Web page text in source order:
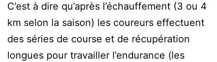
C’est à dire qu’après l’échauffement (3 ou 4
km selon la saison) les coureurs effectuent
des séries de course et de récupération
longues pour travailler l’endurance (les